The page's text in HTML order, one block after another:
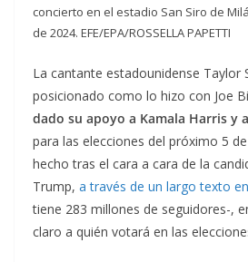
concierto en el estadio San Siro de
de 2024. EFE/EPA/ROSSELLA PAPETTI
La cantante estadounidense Taylor
posicionado como lo hizo con Joe
dado su apoyo a Kamala Harris y
para las elecciones del próximo 5
hecho tras el cara a cara de la
Trump, a través de un largo texto
tiene 283 millones de seguidores-,
claro a quién votará en las